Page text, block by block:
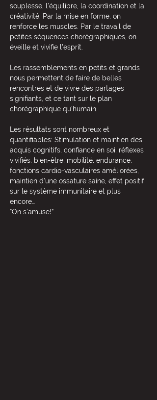
souplesse, l'équilibre, la coordination et la
créativité. Par la mise en forme, on
renforce les muscles. Par le travail de
petites séquences chorégraphiques, on
éveille et vivifie l'esprit.
Les rassemblements en petits et grands
nous permettent de faire de belles
rencontres et de vivre des partages
signifiants, et ce tant sur le plan
chorégraphique qu'humain.
Les résultats sont nombreux et
quantifiables: Stimulation et maintien des
acquis cognitifs, confiance en soi, réflexes
vivifiés, bien-être, mobilité, endurance,
fonctions cardio-vasculaires améliorées,
maintien d'une ossature saine, effet positif
sur le système immunitaire et plus
encore…
“On s'amuse!”